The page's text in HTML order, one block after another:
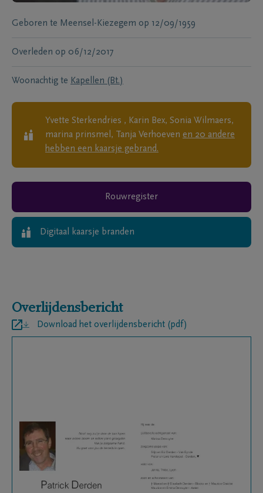
Geboren te Meensel-Kiezegem op 12/09/1959
Overleden op 06/12/2017
Woonachtig te Kapellen (Bt.)
Yvette Sterkendries , Karin Bex, Sonia Wilmaers,
marina prinsmel, Tanja Verhoeven en 20 andere
hebben een kaarsje gebrand.
Rouwregister
Digitaal kaarsje branden
Overlijdensbericht
Download het overlijdensbericht (pdf)